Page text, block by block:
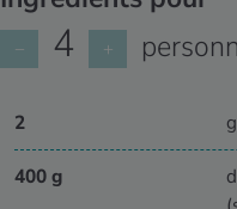
− 4 +
2
400 g